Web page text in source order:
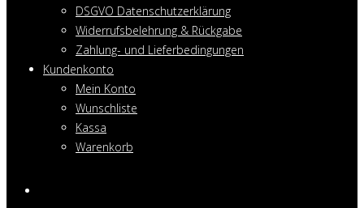
DSGVO Datenschutzerklärung
Widerrufsbelehrung & Rückgabe
Zahlung- und Lieferbedingungen
Kundenkonto
Mein Konto
Wunschliste
Kassa
Warenkorb